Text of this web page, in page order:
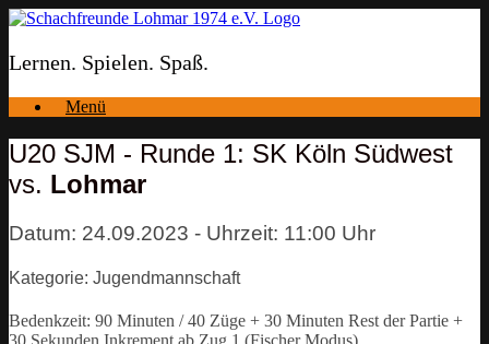
Zum
springen
Lernen. Spielen. Spaß.
Menü
U20 SJM - Runde 1: SK Köln Südwest
vs. Lohmar
Datum: 24.09.2023 - Uhrzeit: 11:00 Uhr
Kategorie: Jugendmannschaft
Bedenkzeit: 90 Minuten / 40 Züge + 30 Minuten Rest der Partie +